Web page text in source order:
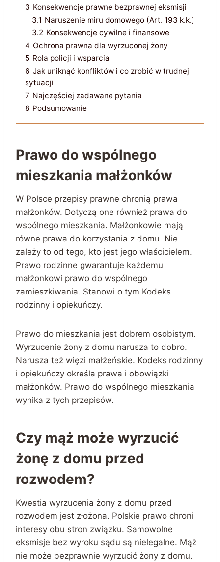
3 Konsekwencje prawne bezprawnej eksmisji
3.1 Naruszenie miru domowego (Art. 193 k.k.)
3.2 Konsekwencje cywilne i finansowe
4 Ochrona prawna dla wyrzuconej żony
5 Rola policji i wsparcia
6 Jak uniknąć konfliktów i co zrobić w trudnej
sytuacji
7 Najczęściej zadawane pytania
8 Podsumowanie
Prawo do wspólnego
mieszkania małżonków
W Polsce przepisy prawne chronią prawa
małżonków. Dotyczą one również prawa do
wspólnego mieszkania. Małżonkowie mają
równe prawa do korzystania z domu. Nie
zależy to od tego, kto jest jego właścicielem.
Prawo rodzinne gwarantuje każdemu
małżonkowi prawo do wspólnego
zamieszkiwania. Stanowi o tym Kodeks
rodzinny i opiekuńczy.
Prawo do mieszkania jest dobrem osobistym.
Wyrzucenie żony z domu narusza to dobro.
Narusza też więzi małżeńskie. Kodeks rodzinny
i opiekuńczy określa prawa i obowiązki
małżonków. Prawo do wspólnego mieszkania
wynika z tych przepisów.
Czy mąż może wyrzucić
żonę z domu przed
rozwodem?
Kwestia wyrzucenia żony z domu przed
rozwodem jest złożona. Polskie prawo chroni
interesy obu stron związku. Samowolne
eksmisje bez wyroku sądu są nielegalne. Mąż
nie może bezprawnie wyrzucić żony z domu.